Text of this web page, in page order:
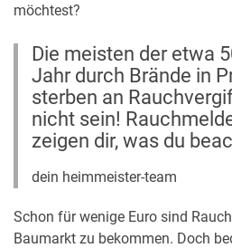
möchtest?
Die meisten der etwa
Jahr durch Brände in
sterben an
nicht sein!
zeigen dir, was du
dein heimmeister-team
Schon für wenige Euro sind
Baumarkt zu bekommen. Doch